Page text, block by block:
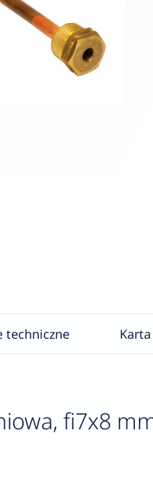
techniczne Karta
fi7x8